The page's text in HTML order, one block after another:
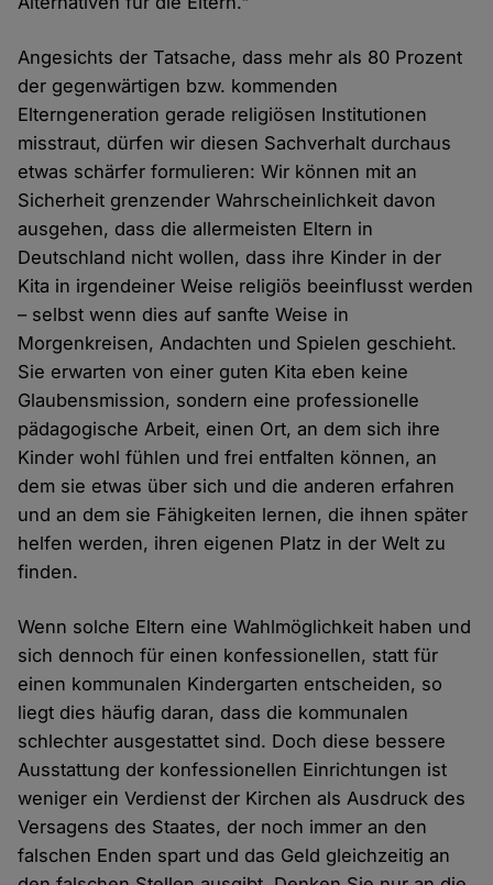
Angesichts der Tatsache, dass mehr als 80 Prozent
der gegenwärtigen bzw. kommenden
Elterngeneration gerade religiösen Institutionen
misstraut, dürfen wir diesen Sachverhalt durchaus
etwas schärfer formulieren: Wir können mit an
Sicherheit grenzender Wahrscheinlichkeit davon
ausgehen, dass die allermeisten Eltern in
Deutschland nicht wollen, dass ihre Kinder in der
Kita in irgendeiner Weise religiös beeinflusst werden
– selbst wenn dies auf sanfte Weise in
Morgenkreisen, Andachten und Spielen geschieht.
Sie erwarten von einer guten Kita eben keine
Glaubensmission, sondern eine professionelle
pädagogische Arbeit, einen Ort, an dem sich ihre
Kinder wohl fühlen und frei entfalten können, an
dem sie etwas über sich und die anderen erfahren
und an dem sie Fähigkeiten lernen, die ihnen später
helfen werden, ihren eigenen Platz in der Welt zu
finden.
Wenn solche Eltern eine Wahlmöglichkeit haben und
sich dennoch für einen konfessionellen, statt für
einen kommunalen Kindergarten entscheiden, so
liegt dies häufig daran, dass die kommunalen
schlechter ausgestattet sind. Doch diese bessere
Ausstattung der konfessionellen Einrichtungen ist
weniger ein Verdienst der Kirchen als Ausdruck des
Versagens des Staates, der noch immer an den
falschen Enden spart und das Geld gleichzeitig an